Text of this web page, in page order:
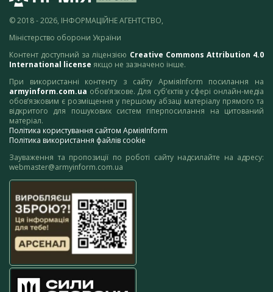
© 2018 - 2026, ІНФОРМАЦІЙНЕ АГЕНТСТВО,
Міністерство оборони України
Контент доступний за ліцензією Creative Commons Attribution 4.0
International license якщо не зазначено інше.
При використанні контенту з сайту АрміяInform посилання на
armyinform.com.ua обов’язкове. Для суб’єктів у сфері онлайн-медіа
обов’язковим є розміщення у першому абзаці матеріалу прямого та
відкритого для пошукових систем гіперпосилання на цитований
матеріал.
Політика користування сайтом АрміяInform
Політика використання файлів cookie
Зауваження та пропозиції по роботі сайту надсилайте на адресу:
webmaster@armyinform.com.ua